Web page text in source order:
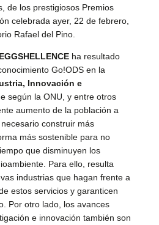
de los prestigiosos Premios
celebrada ayer, 22 de febrero,
Rafael del Pino.
ha resultado
Go!ODS en la
Innovación e
según la ONU, y entre otros
aumento de la población a
construir más
más sostenible para no
que disminuyen los
Para ello, resulta
industrias que hagan frente a
estos servicios y garanticen
Por otro lado, los avances
e innovación también son